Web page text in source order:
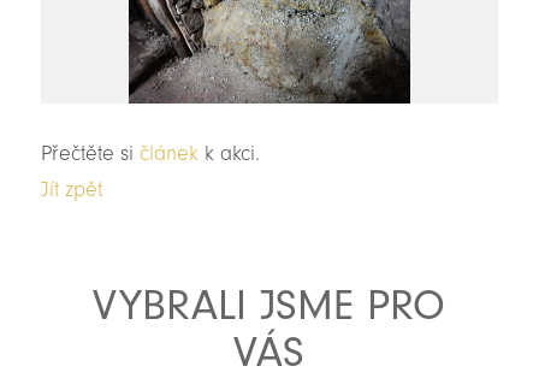
Přečtěte si článek k akci.
Jít zpět
VYBRALI JSME PRO
VÁS